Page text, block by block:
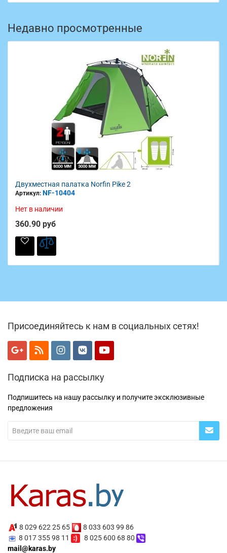
Недавно просмотренные
Двухместная палатка Norfin Pike 2
Артикул: NF-10404
Нет в наличии
360.90 руб
Присоединяйтесь к нам в социальных сетях!
Подписка на рассылку
Подпишитесь на нашу рассылку и получите эксклюзивные
предложения
8 029 622 25 65
8 033 603 99 86
8 017 355 98 11
8 025 600 68 80
mail@karas.by